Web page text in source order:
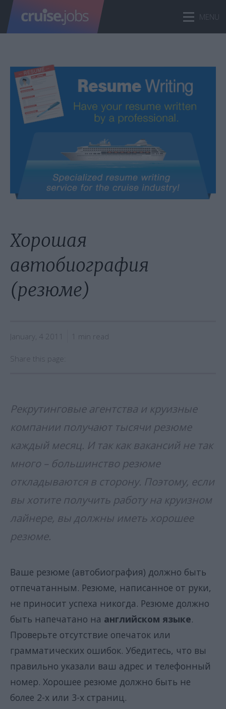
Хорошая
автобиография
(резюме)
January, 4 2011 1 min read
Share this page:
Рекрутинговые агентства и круизные
компании получают тысячи резюме
каждый месяц. И так как вакансий не так
много – большинство резюме
откладываются в сторону. Поэтому, если
вы хотите получить работу на круизном
лайнере, вы должны иметь хорошее
резюме.
Ваше резюме (автобиография) должно быть
отпечатанным. Резюме, написанное от руки,
не приносит успеха никогда. Резюме должно
быть напечатано на английском языке.
Проверьте отсутствие опечаток или
грамматических ошибок. Убедитесь, что вы
правильно указали ваш адрес и телефонный
номер. Хорошее резюме должно быть не
более 2-х или 3-х страниц.